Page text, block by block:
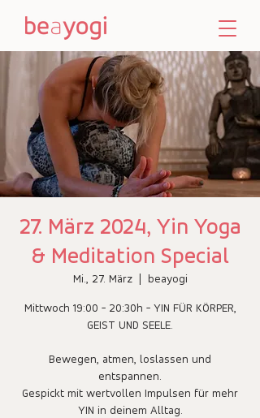
27. März 2024, Yin Yoga
& Meditation Special
Mi., 27. März
  |
beayogi
Mittwoch 19:00 - 20:30h - YIN FÜR KÖRPER,
GEIST UND SEELE.
Bewegen, atmen, loslassen und
entspannen.
Gespickt mit wertvollen Impulsen für mehr
YIN in deinem Alltag.